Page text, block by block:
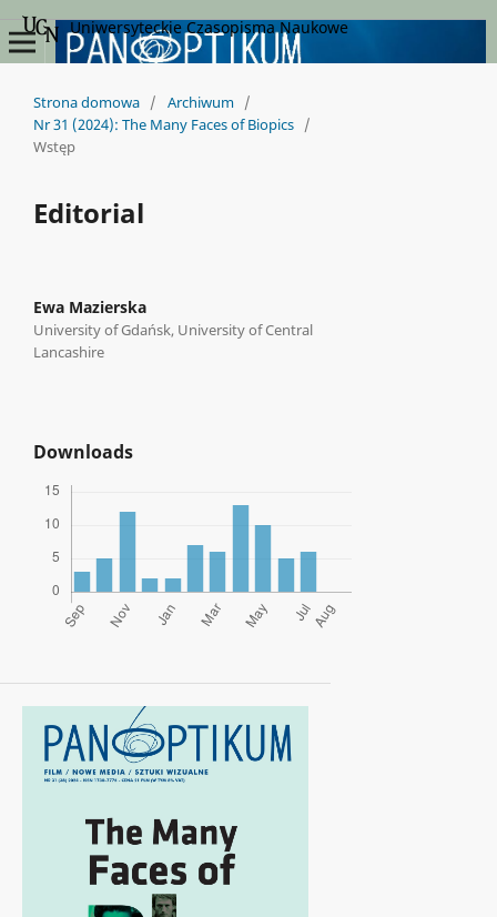
Uniwersyteckie Czasopisma Naukowe
Strona domowa / Archiwum /
Nr 31 (2024): The Many Faces of Biopics /
Wstęp
Editorial
Ewa Mazierska
University of Gdańsk, University of Central
Lancashire
Downloads